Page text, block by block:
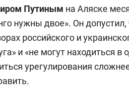
Путиным на Аляске
нужны двое». Он
российского и
и «не могут находиться
урегулирования